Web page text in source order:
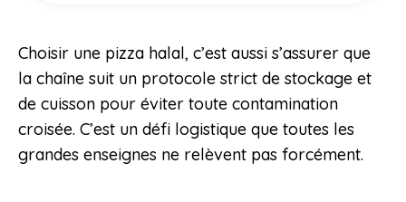
Choisir une pizza halal, c’est aussi s’assurer que
la chaîne suit un protocole strict de stockage et
de cuisson pour éviter toute contamination
croisée. C’est un défi logistique que toutes les
grandes enseignes ne relèvent pas forcément.